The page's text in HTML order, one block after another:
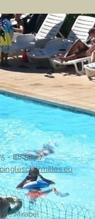
- 88 56 27
de Mirabel